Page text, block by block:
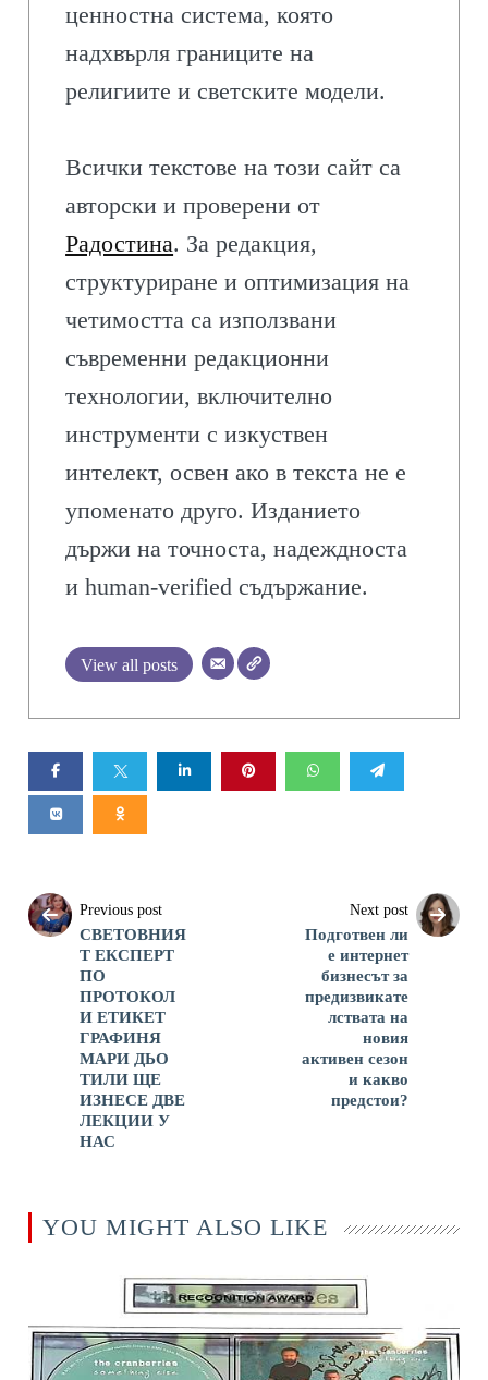
ценностна система, която
надхвърля границите на
религиите и светските модели.
Всички текстове на този сайт са
авторски и проверени от
Радостина. За редакция,
структуриране и оптимизация на
четимостта са използвани
съвременни редакционни
технологии, включително
инструменти с изкуствен
интелект, освен ако в текста не е
упоменато друго. Изданието
държи на точноста, надеждноста
и human-verified съдържание.
View all posts
Previous post
СВЕТОВНИЯ
Т ЕКСПЕРТ
ПО
ПРОТОКОЛ
И ЕТИКЕТ
ГРАФИНЯ
МАРИ ДЬО
ТИЛИ ЩЕ
ИЗНЕСЕ ДВЕ
ЛЕКЦИИ У
НАС
Next post
Подготвен ли
е интернет
бизнесът за
предизвикате
лствата на
новия
активен сезон
и какво
предстои?
YOU MIGHT ALSO LIKE